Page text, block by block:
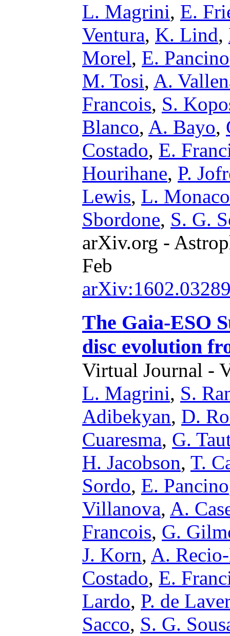
L. Magrini, E.
Ventura, K. Lind,
Morel, E. Pancino
M. Tosi, A.
Francois, S.
Blanco, A. Bayo,
Costado, E.
Hourihane, P.
Lewis, L. Monaco
Sbordone, S. G.
arXiv.org -
Feb
The Gaia-ESO
disc evolution
Virtual Journal -
L. Magrini, S.
Adibekyan, D.
Cuaresma, G.
H. Jacobson, T.
Sordo, E. Pancino
Villanova, A.
Francois, G.
J. Korn, A.
Costado, E.
Lardo, P. de
Sacco, S. G.